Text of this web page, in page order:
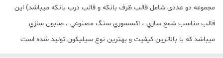
مجموعه دو عددی شامل قالب ظرف بانکه و قالب درب بانکه میباشد) اين
قالب مناسب شمع سازي ، اکسسوري سنگ مصنوعي ، صابون سازي
ميباشد که با بالاترين کيفيت و بهترين نوع سيليکون توليد شده است